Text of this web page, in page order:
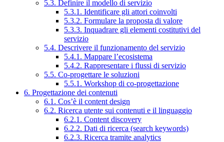
5.3. Definire il modello di servizio
5.3.1. Identificare gli attori coinvolti
5.3.2. Formulare la proposta di valore
5.3.3. Inquadrare gli elementi costitutivi del
servizio
5.4. Descrivere il funzionamento del servizio
5.4.1. Mappare l’ecosistema
5.4.2. Rappresentare i flussi di servizio
5.5. Co-progettare le soluzioni
5.5.1. Workshop di co-progettazione
6. Progettazione dei contenuti
6.1. Cos’è il content design
6.2. Ricerca utente sui contenuti e il linguaggio
6.2.1. Content discovery
6.2.2. Dati di ricerca (search keywords)
6.2.3. Ricerca tramite analytics